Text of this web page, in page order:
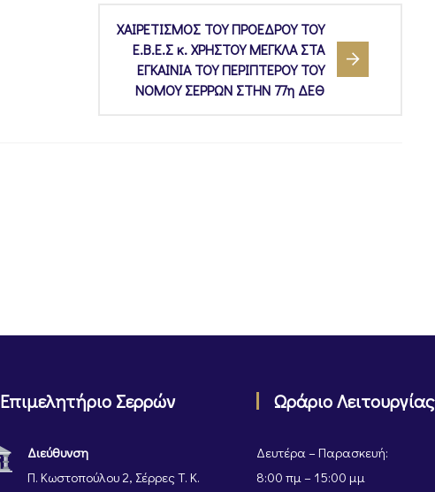
ΧΑΙΡΕΤΙΣΜΟΣ ΤΟΥ ΠΡΟΕΔΡΟΥ ΤΟΥ
Ε.Β.Ε.Σ κ. ΧΡΗΣΤΟΥ ΜΕΓΚΛΑ ΣΤΑ
ΕΓΚΑΙΝΙΑ ΤΟΥ ΠΕΡΙΠΤΕΡΟΥ ΤΟΥ
ΝΟΜΟΥ ΣΕΡΡΩΝ ΣΤΗΝ 77η ΔΕΘ
Επιμελητήριο Σερρών
Διεύθυνση
Π. Κωστοπούλου 2, Σέρρες Τ. Κ.
Ωράριο Λειτουργίας
Δευτέρα – Παρασκευή:
8:00 πμ – 15:00 μμ